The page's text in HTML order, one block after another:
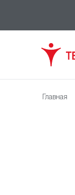
Главная